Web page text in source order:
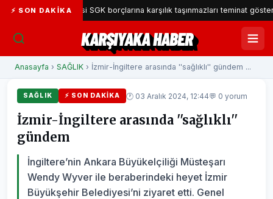
⚡ SON DAKIKA
Belediyesi SGK borçlarına karşılık taşınmazları teminat gösterecek
KARŞIYAKA HABER
Anasayfa › SAĞLIK › İzmir-İngiltere arasında ''sağlıklı'' gündem ...
SAĞLIK ⚡ SON DAKIKA 🕐 03 Aralık 2024, 12:44💬 0 yorum
İzmir-İngiltere arasında ''sağlıklı''
gündem
İngiltere’nin Ankara Büyükelçiliği Müsteşarı
Wendy Wyver ile beraberindeki heyet İzmir
Büyükşehir Belediyesi’ni ziyaret etti. Genel